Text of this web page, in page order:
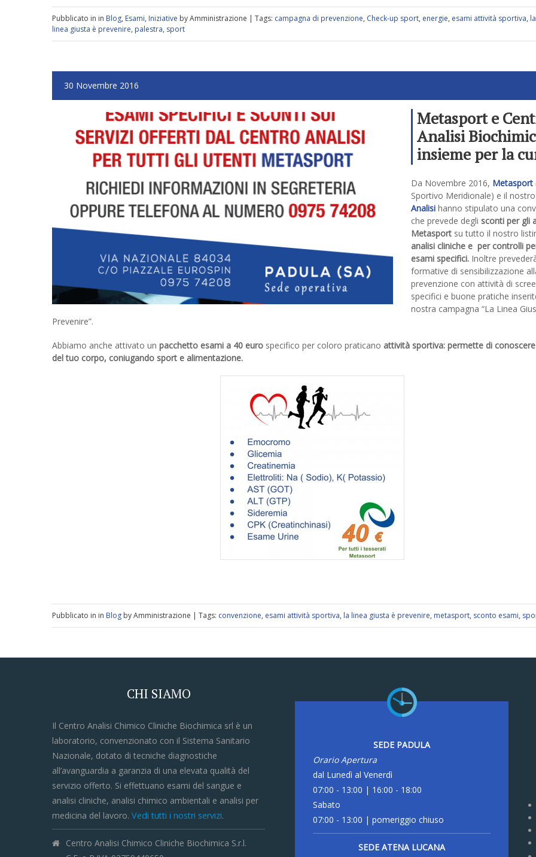
Pubblicato in in Blog, Esami, Iniziative by Amministrazione | Tags: campagna di prevenzione, Check-up sport, energie, esami attività sportiva, la
linea giusta è prevenire, palestra, sport
30 Novembre 2016
Metasport e
Analisi
insieme per la
Da Novembre 2016, Metasport
Sportivo Meridionale) e il nostro
Analisi hanno stipulato una
che prevede degli sconti per gli
Metasport su tutto il nostro
analisi cliniche e per controlli
esami specifici. Inoltre
formative di sensibilizzazione
prevenzione con attività di
specifici e buone pratiche
nostra campagna “La Linea
Prevenire”.
Abbiamo anche attivato un pacchetto esami a 40 euro specifico per coloro praticano attività sportiva: permette di
del tuo corpo, coniugando sport e alimentazione.
Pubblicato in in Blog by Amministrazione | Tags: convenzione, esami attività sportiva, la linea giusta è prevenire, metasport, sconto esami,
CHI SIAMO
Il Centro Analisi Chimico Cliniche Biochimica srl è un
laboratorio, convenzionato con il Sistema Sanitario
Nazionale, dotato di tecniche diagnostiche
all’avanguardia a garanzia di una elevata qualità del
servizio offerto. Si effettuano esami del sangue e
analisi cliniche, analisi chimico ambientali e analisi per
medicina del lavoro. Vedi tutti i nostri servizi.
Centro Analisi Chimico Cliniche Biochimica S.r.l.
SEDE PADULA
Orario Apertura
dal Lunedì al Venerdì
07:00 - 13:00 | 16:00 - 18:00
Sabato
07:00 - 13:00 | pomeriggio chiuso
SEDE ATENA LUCANA